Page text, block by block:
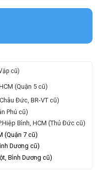
cũ)
HCM (Quận 5 cũ)
Đức, BR-VT cũ)
Phú cũ)
Bình, HCM (Thủ Đức cũ)
(Quận 7 cũ)
Dương cũ)
Bình Dương cũ)